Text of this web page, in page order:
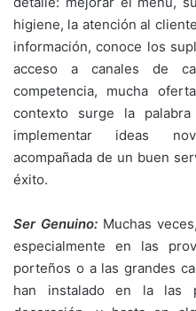
higiene, la atención al
información, conoce los
acceso a canales de
competencia, mucha
contexto surge la
implementar ideas
acompañada de un buen
éxito.
Ser Genuino: Muchas
especialmente en las
porteños o a las grandes
han instalado en la las